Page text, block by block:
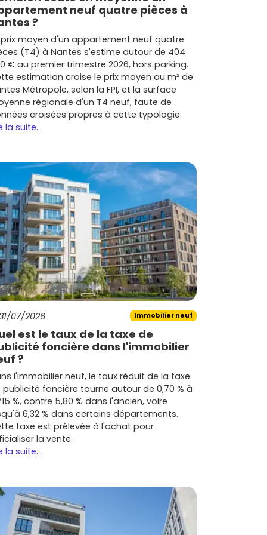
neuf quatre pièces à
?
prix moyen d'un appartement neuf quatre
(T4) à Nantes s'estime autour de 404
€ au premier trimestre 2026, hors parking.
estimation croise le prix moyen au m² de
Métropole, selon la FPI, et la surface
régionale d'un T4 neuf, faute de
croisées propres à cette typologie.
la suite...
07/2026 Immobilier neuf
est le taux de la taxe de
foncière dans l'immobilier
?
l'immobilier neuf, le taux réduit de la taxe
publicité foncière tourne autour de 0,70 % à
%, contre 5,80 % dans l'ancien, voire
6,32 % dans certains départements.
taxe est prélevée à l'achat pour
la vente.
la suite...